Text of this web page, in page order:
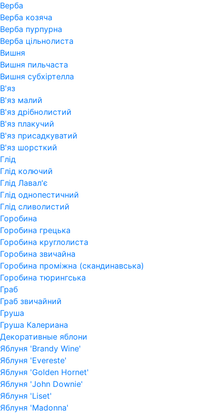
Верба
Верба козяча
Верба пурпурна
Верба цільнолиста
Вишня
Вишня пильчаста
Вишня субхіртелла
В'яз
В'яз малий
В'яз дрібнолистий
В'яз плакучий
В'яз присадкуватий
В'яз шорсткий
Глід
Глід колючий
Глід Лавал'є
Глід однопестичний
Глід сливолистий
Горобина
Горобина грецька
Горобина круглолиста
Горобина звичайна
Горобина проміжна (скандинавська)
Горобина тюрингська
Граб
Граб звичайний
Груша
Груша Калериана
Декоративные яблони
Яблуня 'Brandy Wine'
Яблуня 'Evereste'
Яблуня 'Golden Hornet'
Яблуня 'John Downie'
Яблуня 'Liset'
Яблуня 'Madonna'